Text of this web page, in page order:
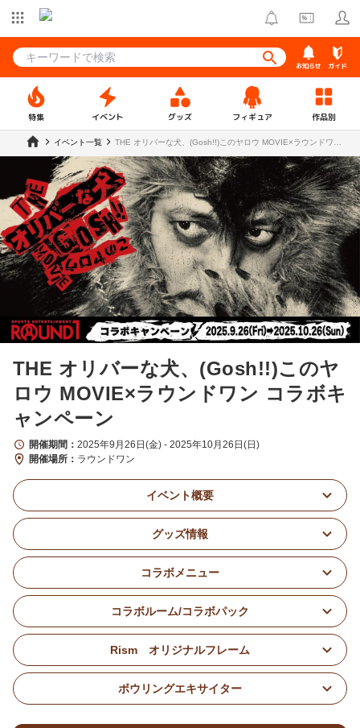
お知らせ ガイド
特集 イベント グッズ フィギュア 作品別
イベント一覧
THE オリバーな犬、(Gosh!!)このヤロウ MOVIE×ラウンドワン
THE オリバーな犬、(Gosh!!)このヤ
ロウ MOVIE×ラウンドワン コラボキ
ャンペーン
開催期間
2025年9月26日(金) - 2025年10月26日(日)
開催場所
ラウンドワン
イベント概要
グッズ情報
コラボメニュー
コラボルーム/コラボパック
Rism オリジナルフレーム
ボウリングエキサイター